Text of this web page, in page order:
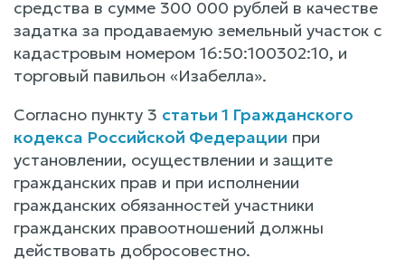
средства в сумме 300 000 рублей в качестве
задатка за продаваемую земельный участок с
кадастровым номером 16:50:100302:10, и
торговый павильон «Изабелла».
Согласно пункту 3 статьи 1 Гражданского
кодекса Российской Федерации при
установлении, осуществлении и защите
гражданских прав и при исполнении
гражданских обязанностей участники
гражданских правоотношений должны
действовать добросовестно.